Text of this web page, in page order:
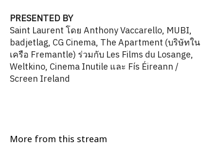
PRESENTED BY
Saint Laurent โดย Anthony Vaccarello, MUBI,
badjetlag, CG Cinema, The Apartment (บริษัทใน
เครือ Fremantle) ร่วมกับ Les Films du Losange,
Weltkino, Cinema Inutile และ Fís Éireann /
Screen Ireland
More from this stream